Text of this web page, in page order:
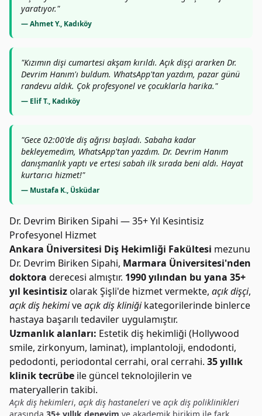
yaratıyor."
— Ahmet Y., Kadıköy
"Kızımın dişi cumartesi akşam kırıldı. Açık dişçi ararken Dr.
Devrim Hanım'ı buldum. WhatsApp'tan yazdım, pazar günü
randevu aldık. Çok profesyonel ve çocuklarla harika."
— Elif T., Kadıköy
"Gece 02:00'de diş ağrısı başladı. Sabaha kadar
bekleyemedim, WhatsApp'tan yazdım. Dr. Devrim Hanım
danışmanlık yaptı ve ertesi sabah ilk sırada beni aldı. Hayat
kurtarıcı hizmet!"
— Mustafa K., Üsküdar
Dr. Devrim Biriken Sipahi — 35+ Yıl Kesintisiz
Profesyonel Hizmet
Ankara Üniversitesi Diş Hekimliği Fakültesi mezunu
Dr. Devrim Biriken Sipahi, Marmara Üniversitesi'nden
doktora derecesi almıştır. 1990 yılından bu yana 35+
yıl kesintisizolarak Şişli'de hizmet vermekte, açık dişçi,
açık diş hekimiveaçık diş kliniğikategorilerinde binlerce
hastaya başarılı tedaviler uygulamıştır.
Uzmanlık alanları: Estetik diş hekimliği (Hollywood
smile, zirkonyum, laminat), implantoloji, endodonti,
pedodonti, periodontal cerrahi, oral cerrahi. 35 yıllık
klinik tecrübe ile güncel teknolojilerin ve
materyallerin takibi.
Açık diş hekimleri, açık diş hastaneleri ve açık diş poliklinikleri